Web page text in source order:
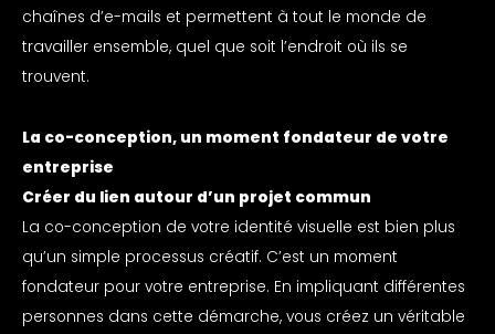
chaînes d’e-mails et permettent à tout le monde de
travailler ensemble, quel que soit l’endroit où ils se
trouvent.
La co-conception, un moment fondateur de votre
entreprise
Créer du lien autour d’un projet commun
La co-conception de votre identité visuelle est bien plus
qu’un simple processus créatif. C’est un moment
fondateur pour votre entreprise. En impliquant différentes
personnes dans cette démarche, vous créez un véritable